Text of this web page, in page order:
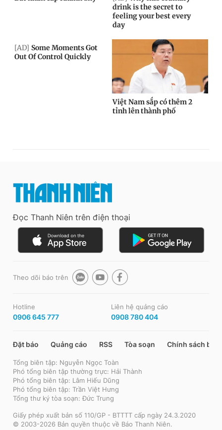
Đọc Thanh Niên trên điện thoại
Theo dõi báo trên
Hotline
0906 645 777
Liên hệ quảng cáo
0908 780 404
Đặt báo Quảng cáo RSS Tòa soạn Chính sách bảo
Tổng biên tập: Nguyễn Ngọc Toàn
Phó tổng biên tập thường trực: Hải Thành
Phó tổng biên tập: Lâm Hiếu Dũng
Phó tổng biên tập: Trần Việt Hưng
Tổng thư ký tòa soạn: Đức Trung
Giấy phép xuất bản số 110/GP - BTTTT cấp ngày 24.3.2020
© 2003-2026 Bản quyền thuộc về Báo Thanh Niên.